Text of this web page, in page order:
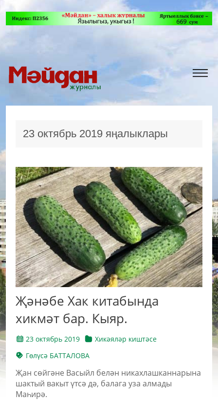
23 октябрь 2019 яңалыклары
Җәнәбе Хак китабында
хикмәт бар. Кыяр.
23 октябрь 2019
Хикәяләр киштәсе
Гөлүсә БАТТАЛОВА
Җан сөйгәне Васыйл белән никахлашканнарына
шактый вакыт үтсә дә, балага уза алмады
Маһирә.